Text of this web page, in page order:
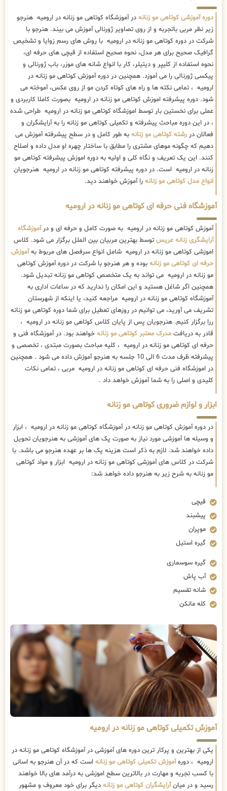
دوره آموزشی کوتاهی مو زنانه در آموزشگاه کوتاهی مو زنانه در ارومیه هنرجو
زیر نظر مربی باتجربه و از روی تصاویر ژورنالی آموزش می بیند. هنرجو با
شرکت در دوره کوتاهی مو زنانه در ارومیه با روش های رسم زوایا و تشخیص
گرافیک صحیح برای هر مدل، نحوه صحیح استفاده از قیچی های حرفه ای،
نحوه استفاده از کلیپر و دیتیلر، کار با انواع شانه های موزر، باب ژورنالی و
پیکسی ژورنالی را می آموزد. همچنین در دوره آموزش کوتاهی مو زنانه در
ارومیه ، تمامی نکته ها و راه های کوتاه کردن مو از روی عکس، آموخته می
شود. دوره پیشرفته اموزش کوتاهی مو زنانه در ارومیه بصورت کاملا کاربردی و
عملی برای نخستین بار توسط اموزشگاه کوتاهی مو زنانه در ارومیه طراحی شده
، در این دوره مباحث پیشرفته و تکمیلی کوتاهی مو زنانه را به آرایشگران و
فعالان در رشته کوتاهی مو زنانه به طور کامل و در سطح پیشرفته آموزش می
دهیم که چگونه موهای مشتری را مطابق با ساختار چهره او مدل داده و اصلاح
کنند. این یک تعریف و نگاه کلی و اولیه به دوره اموزش پیشرفته کوتاهی مو
زنانه در ارومیه است. در دوره پیشرفته کوتاهی مو زنانه در ارومیه هنرجویان
انواع مدل کوتاهی مو زنانه را آموزش خواهند دید.
آموزشگاه فنی حرفه ای کوتاهی مو زنانه در ارومیه
آموزش کوتاهی مو زنانه در ارومیه به صورت کامل و حرفه ای و درآموزشگاه
آرایشگری زنانه عریس توسط بهترین مربیان بین الملل برگزار می شود. کلاس
اموزشی کوتاهی مو زنانه در ارومیه شامل انواع سرفصل های مربوط بهآموزش
حرفه ای کوتاهی مو زنانه بوده و هر هنرجو با شرکت در دوره آموزش کوتاهی
مو زنانه در ارومیه می تواند به یک متخصص کوتاهی مو زنانه تبدیل شود.
همچنین اگر شاغل هستید و این امکان را ندارید که در ساعات اداری به
آموزشگاه کوتاهی مو زنانه در ارومیه مراجعه کنید، یا اینکه از شهرستان
تشریف می آورید، می توانیم در روزهای تعطیل برای شما دوره کوتاهی مو زنانه
ررا برگزار کنیم. هنرجویان پس از پایان کلاس کوتاهی مو زنانه در ارومیه ،
قادر به دریافت مدرک معتبر کوتاهی مو زنانه خواهند بود. در آموزشگاه فنی و
حرفه ای کوتاهی مو زنانه در ارومیه ، کلیه مباحث بصورت مبتدی ، تخصصی و
پیشرفته ظرف مدت 6 الی 10 جلسه به هنرجو آموزش داده می شود . همچنین
در اموزشگاه فنی حرفه ای کوتاهی مو زنانه در ارومیه مربی ، تمامی نکات
کلیدی و اصلی را به شما آموزش خواهد داد .
ابزار و لوازم ضروری کوتاهی مو زنانه
در دوره آموزش کوتاهی مو زنانه در آموزشگاه کوتاهی مو زنانه در ارومیه ، ابزار
و وسیله ها آموزشی مورد نیاز به صورت پک های آموزشی به هنرجویان تحویل
داده خواهند شد. لازم به ذکر است هزینه پک ها بر عهده هنرجو می باشد. با
شرکت در کلاس های آموزشی کوتاهی مو زنانه در ارومیه ابزار و مواد کوتاهی
مو زنانه به شرح زیر به هنرجو داده خواهد شد:
قیچی
پیشبند
موپران
گیره استیل
گیره سوسماری
آب پاش
شانه تقسیم
کله مانکن
آموزش تکمیلی کوتاهی مو زنانه در ارومیه
یکی از بهترین و پرکار ترین دوره های آموزشی در آموزشگاه کوتاهی مو زنانه در
ارومیه ، دورهآموزش تکمیلی کوتاهی مو زنانه است که در آن هنرجو به اسانی
با کسب تجربه و مهارت در بالاترین سطح اموزشی به درآمد های بالا خواهند
رسید و در میانآرایشگران کوتاهی مو زنانه دیگر برای خود معروف و مشهور